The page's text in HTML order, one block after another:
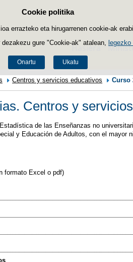
Cookie politika
errazteko eta hirugarrenen cookie-ak
gure "Cookie-ak" atalean, legezko
Onartu Ukatu
Edukira salto egin
Hasiera
Centros y servicios educativos Curso
Centros y
de las Enseñanzas no
y Educación de Adultos, con el mayor
formato Excel o pdf)